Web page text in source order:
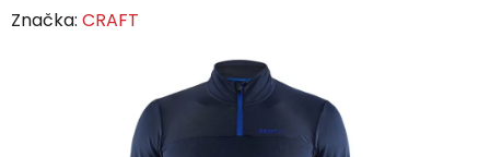
Značka: CRAFT